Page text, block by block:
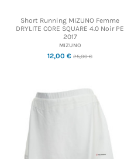
Short Running MIZUNO Femme
DRYLITE CORE SQUARE 4.0 Noir PE
2017
MIZUNO
12,00 € 25,00 €